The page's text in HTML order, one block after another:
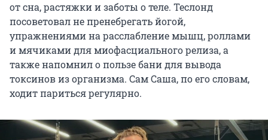
от сна, растяжки и заботы о теле. Теслонд
посоветовал не пренебрегать йогой,
упражнениями на расслабление мышц, роллами
и мячиками для миофасциального релиза, а
также напомнил о пользе бани для вывода
токсинов из организма. Сам Саша, по его словам,
ходит париться регулярно.